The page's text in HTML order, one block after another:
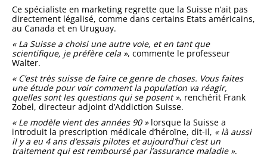
Ce spécialiste en marketing regrette que la Suisse n’ait pas
directement légalisé, comme dans certains Etats américains,
au Canada et en Uruguay.
« La Suisse a choisi une autre voie, et en tant que
scientifique, je préfère cela », commente le professeur
Walter.
« C’est très suisse de faire ce genre de choses. Vous faites
une étude pour voir comment la population va réagir,
quelles sont les questions qui se posent », renchérit Frank
Zobel, directeur adjoint d’Addiction Suisse.
« Le modèle vient des années 90 »lorsque la Suisse a
introduit la prescription médicale d’héroïne, dit-il, « là aussi
il y a eu 4 ans d’essais pilotes et aujourd’hui c’est un
traitement qui est remboursé par l’assurance maladie ».